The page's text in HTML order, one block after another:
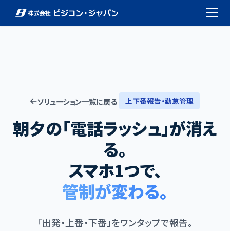
ソリューション一覧に戻る 上下番報告・勤怠管理
朝夕の「電話ラッシュ」が消え
る。
スマホ1つで、
管制が変わる。
「出発・上番・下番」をワンタップで報告。